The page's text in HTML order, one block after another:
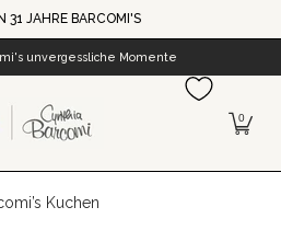
31 JAHRE BARCOMI'S
Cynthia's Welt Barcomi's
unvergessliche Momente
0
Kuchen